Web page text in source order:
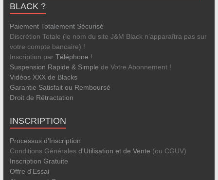
BLACK ?
Paiement Totalement Sécurisé
Discrétion Totale (le nom du site J&M Black n’apparaîtra pas sur
votre compte bancaire) !
Inscription par Téléphone !
Suspension Rapide & Simple de Votre Abonnement !
Vidéos XXX de Blacks
Garantie Satisfait ou Remboursé
Droit de Rétractation
INSCRIPTION
Processus d'Inscription
Conditions Générales d'Utilisation et de Vente (ou CGUV)
Inscription Gratuite
Offre d'Essai